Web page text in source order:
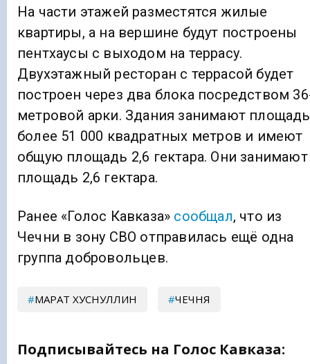
На части этажей разместятся жилые
квартиры, а на вершине будут построены
пентхаусы с выходом на террасу.
Двухэтажный ресторан с террасой будет
построен через два блока посредством
метровой арки. Здания занимают площадь
более 51 000 квадратных метров и имеют
общую площадь 2,6 гектара. Они занимают
площадь 2,6 гектара.
Ранее «Голос Кавказа» сообщал, что из
Чечни в зону СВО отправилась ещё одна
группа добровольцев.
МАРАТ ХУСНУЛЛИН ЧЕЧНЯ
Подписывайтесь на Голос Кавказа: